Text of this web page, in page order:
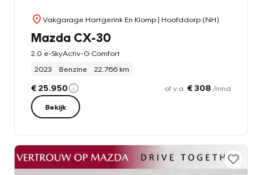
Vakgarage Hartgerink En Klomp| Hoofddorp (NH)
Mazda CX-30
2.0 e-SkyActiv-G Comfort
2023
Benzine 22.766 km
€ 25.950 of v.a. € 308 /mnd
Bekijk